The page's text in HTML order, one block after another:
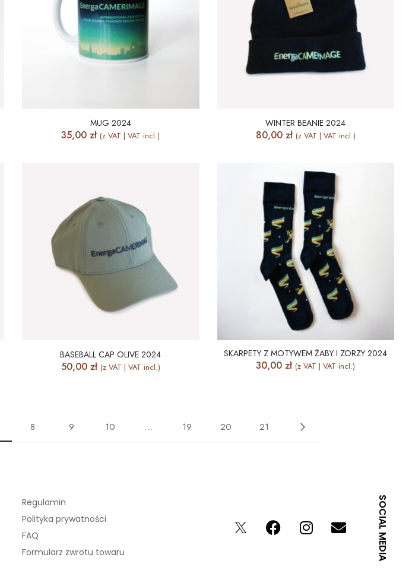
MUG 2024
35,00zł (z VAT | VAT incl.)
WINTER BEANIE 2024
80,00 zł (z VAT | VAT incl.)
BASEBALL CAP OLIVE 2024
50,00 zł (z VAT | VAT incl.)
SKARPETY Z MOTYWEM ŻABY I ZORZY 2024
30,00zł (z VAT | VAT incl.)
8 9 10 … 19 20 21
Regulamin
Polityka prywatności
FAQ
Formularz zwrotu towaru
SOCIAL MEDIA